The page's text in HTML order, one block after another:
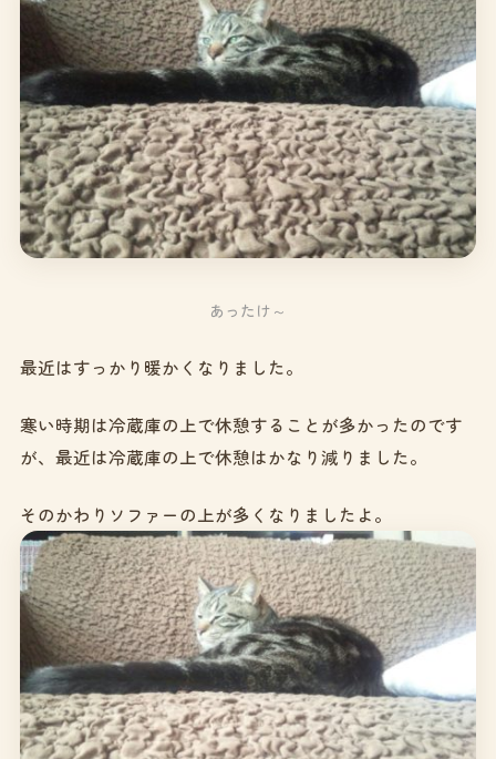
あったけ～
最近はすっかり暖かくなりました。
寒い時期は冷蔵庫の上で休憩することが多かったのです
が、最近は冷蔵庫の上で休憩はかなり減りました。
そのかわりソファーの上が多くなりましたよ。